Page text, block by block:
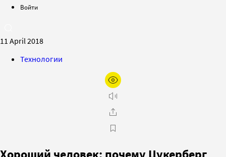
Войти
11 April 2018
Технологии